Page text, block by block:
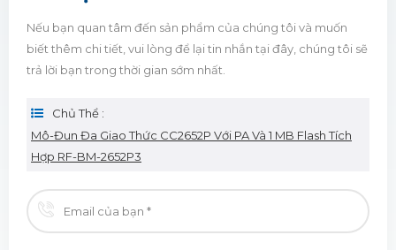
Nếu bạn quan tâm đến sản phẩm của chúng tôi và muốn
biết thêm chi tiết, vui lòng để lại tin nhắn tại đây, chúng tôi sẽ
trả lời bạn trong thời gian sớm nhất.
Chủ Thể :
Mô-Đun Đa Giao Thức CC2652P Với PA Và 1 MB Flash Tích
Hợp RF-BM-2652P3